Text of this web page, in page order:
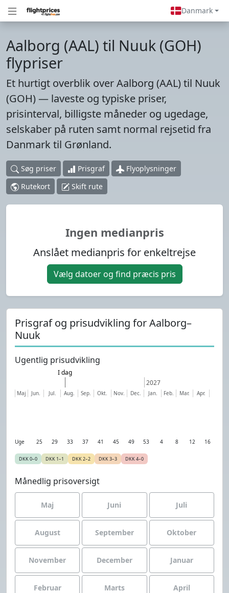
Danmark
Aalborg (AAL) til Nuuk (GOH)
flypriser
Et hurtigt overblik over Aalborg (AAL) til Nuuk
(GOH) — laveste og typiske priser,
prisinterval, billigste måneder og ugedage,
selskaber på ruten samt normal rejsetid fra
Danmark til Grønland.
Søg priser Prisgraf
Flyoplysninger
Rutekort
Skift rute
Ingen medianpris
Anslået medianpris for enkeltrejse
Vælg datoer og find præcis pris
Prisgraf og prisudvikling for Aalborg–
Nuuk
Ugentlig prisudvikling
I dag
2027
Maj Jun. Jul. Aug. Sep. Okt. Nov. Dec. Jan. Feb. Mar. Apr.
Uge 25 29 33 37 41 45 49 53 4 8 12 16
DKK 0–0 DKK 1–1 DKK 2–2 DKK 3–3 DKK 4–0
Månedlig prisoversigt
Maj Juni Juli
August September Oktober
November December Januar
Februar Marts April